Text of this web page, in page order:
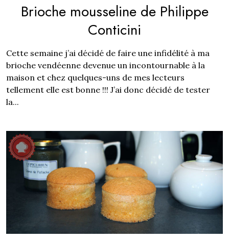
Brioche mousseline de Philippe
Conticini
Cette semaine j’ai décidé de faire une infidélité à ma
brioche vendéenne devenue un incontournable à la
maison et chez quelques-uns de mes lecteurs
tellement elle est bonne !!! J’ai donc décidé de tester
la...